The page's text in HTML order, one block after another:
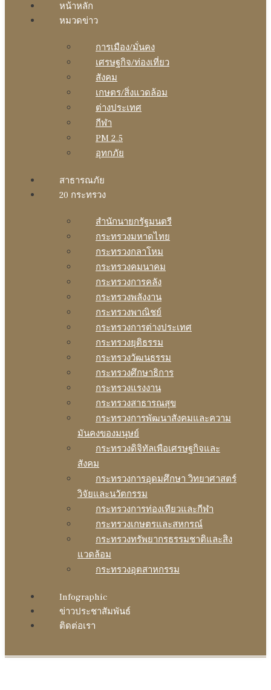
หน้าหลัก
หมวดข่าว
การเมือง/มั่นคง
เศรษฐกิจ/ท่องเที่ยว
สังคม
เกษตร/สิ่งแวดล้อม
ต่างประเทศ
กีฬา
PM 2.5
อุทกภัย
สาธารณภัย
20 กระทรวง
สํานักนายกรัฐมนตรี
กระทรวงมหาดไทย
กระทรวงกลาโหม
กระทรวงคมนาคม
กระทรวงการคลัง
กระทรวงพลังงาน
กระทรวงพาณิชย์
กระทรวงการต่างประเทศ
กระทรวงยุติธรรม
กระทรวงวัฒนธรรม
กระทรวงศึกษาธิการ
กระทรวงแรงงาน
กระทรวงสาธารณสุข
กระทรวงการพัฒนาสังคมและความ
มันคงของมนุษย์
กระทรวงดิจิทัลเพือเศรษฐกิจและ
สังคม
กระทรวงการอุดมศึกษา วิทยาศาสตร์
วิจัยและนวัตกรรม
กระทรวงการท่องเทียวและกีฬา
กระทรวงเกษตรและสหกรณ์
กระทรวงทรัพยากรธรรมชาติและสิง
แวดล้อม
กระทรวงอุตสาหกรรม
Infographic
ข่าวประชาสัมพันธ์
ติดต่อเรา